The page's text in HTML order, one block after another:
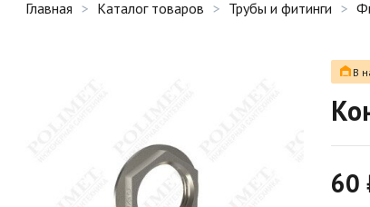
Главная Каталог товаров Трубы и фитинги
В
60